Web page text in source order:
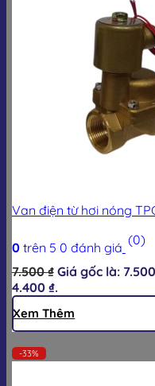
Van điện từ hơi nóng
0trên 5 0 đánh giá (0)
7.500₫ Giá gốc là:
4.400 ₫.
Xem Thêm
-33%